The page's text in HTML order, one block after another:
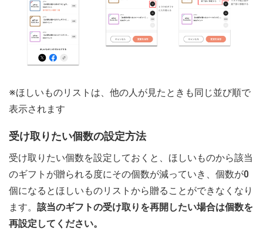
※ほしいものリストは、他の人が見たときも同じ並び順で
表示されます
受け取りたい個数の設定方法
受け取りたい個数を設定しておくと、ほしいものから該当
のギフトが贈られる度にその個数が減っていき、個数が0
個になるとほしいものリストから贈ることができなくなり
ます。 該当のギフトの受け取りを再開したい場合は個数を
再設定してください。